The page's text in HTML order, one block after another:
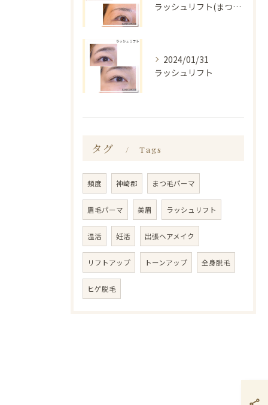
ラッシュリフト(まつ毛パーマ)
2024/01/31
ラッシュリフト
タグ Tags
頻度 神崎郡 まつ毛パーマ
眉毛パーマ 美眉 ラッシュリフト
温活 妊活 出張ヘアメイク
リフトアップ トーンアップ 全身脱毛
ヒゲ脱毛